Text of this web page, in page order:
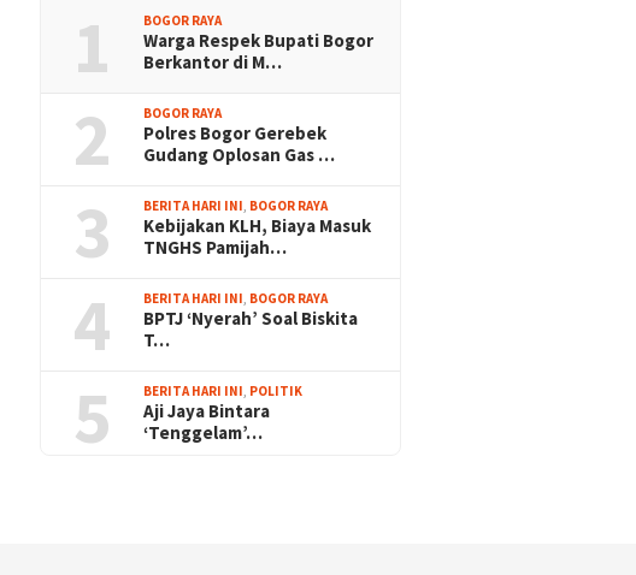
1 BOGOR RAYA
Warga Respek Bupati Bogor
Berkantor di M…
2 BOGOR RAYA
Polres Bogor Gerebek
Gudang Oplosan Gas …
3 BERITA HARI INI, BOGOR RAYA
Kebijakan KLH, Biaya Masuk
TNGHS Pamijah…
4 BERITA HARI INI, BOGOR RAYA
BPTJ ‘Nyerah’ Soal Biskita
T…
5 BERITA HARI INI, POLITIK
Aji Jaya Bintara
‘Tenggelam’…